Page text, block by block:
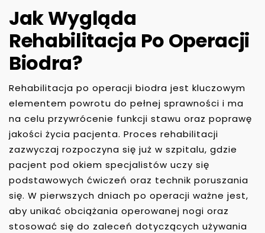
Jak Wygląda
Rehabilitacja Po Operacji
Biodra?
Rehabilitacja po operacji biodra jest kluczowym
elementem powrotu do pełnej sprawności i ma
na celu przywrócenie funkcji stawu oraz poprawę
jakości życia pacjenta. Proces rehabilitacji
zazwyczaj rozpoczyna się już w szpitalu, gdzie
pacjent pod okiem specjalistów uczy się
podstawowych ćwiczeń oraz technik poruszania
się. W pierwszych dniach po operacji ważne jest,
aby unikać obciążania operowanej nogi oraz
stosować się do zaleceń dotyczących używania